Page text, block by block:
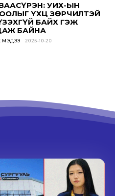
УИХ-ЫН
ҮХЦ ЗӨРЧИЛТЭЙ
БАЙХ ГЭЖ
БАЙНА
МЭДЭЭ 2025-10-20